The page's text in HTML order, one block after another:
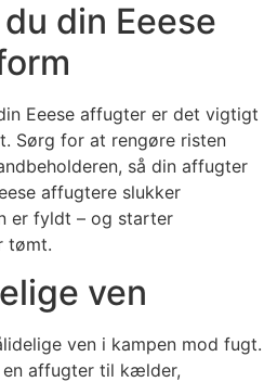
din Eeese
Eeese affugter er det vigtigt
Sørg for at rengøre risten
så din affugter
affugtere slukker
er fyldt – og starter
tømt.
ven
ven i kampen mod fugt.
affugter til kælder,